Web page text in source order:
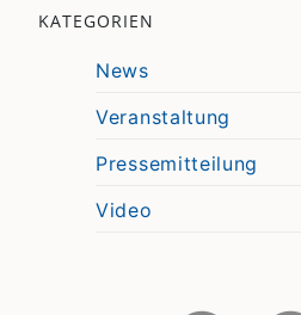
KATEGORIEN
News
Veranstaltung
Pressemitteilung
Video